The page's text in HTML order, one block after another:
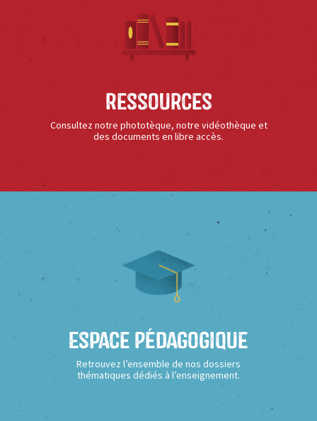
Ressources
Consultez notre phototèque, notre vidéothèque et
des documents en libre accès.
Espace Pédagogique
Retrouvez l’ensemble de nos dossiers
thématiques dédiés à l’enseignement.